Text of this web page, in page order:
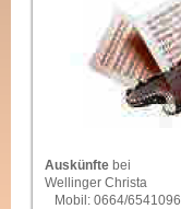
Auskünfte bei
Wellinger Christa
Mobil: 0664/6541096